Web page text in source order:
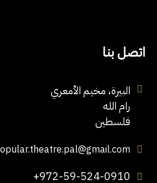
اتصل بنا
البيرة، مخيم الأمعري
رام الله
فلسطين
+972-59-524-0910